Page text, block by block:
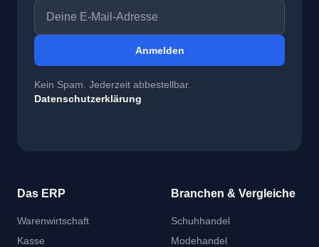
E-Mail-Adresse
Anmelden
Kein Spam. Jederzeit abbestellbar.
Datenschutzerklärung
Das ERP
Warenwirtschaft
Kasse
Branchen & Vergleiche
Schuhhandel
Modehandel